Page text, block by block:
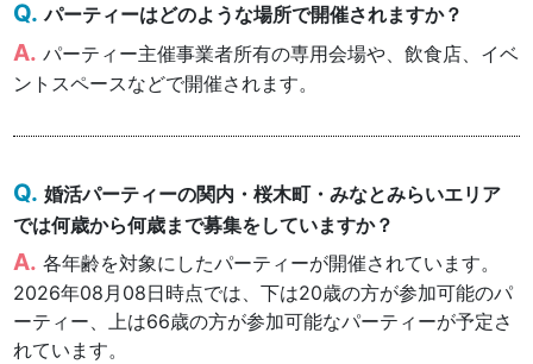
パーティーはどのような場所で開催されますか？
パーティー主催事業者所有の専用会場や、飲食店、イベ
ントスペースなどで開催されます。
婚活パーティーの関内・桜木町・みなとみらいエリア
では何歳から何歳まで募集をしていますか？
各年齢を対象にしたパーティーが開催されています。
2026年08月08日時点では、下は20歳の方が参加可能のパ
ーティー、上は66歳の方が参加可能なパーティーが予定さ
れています。